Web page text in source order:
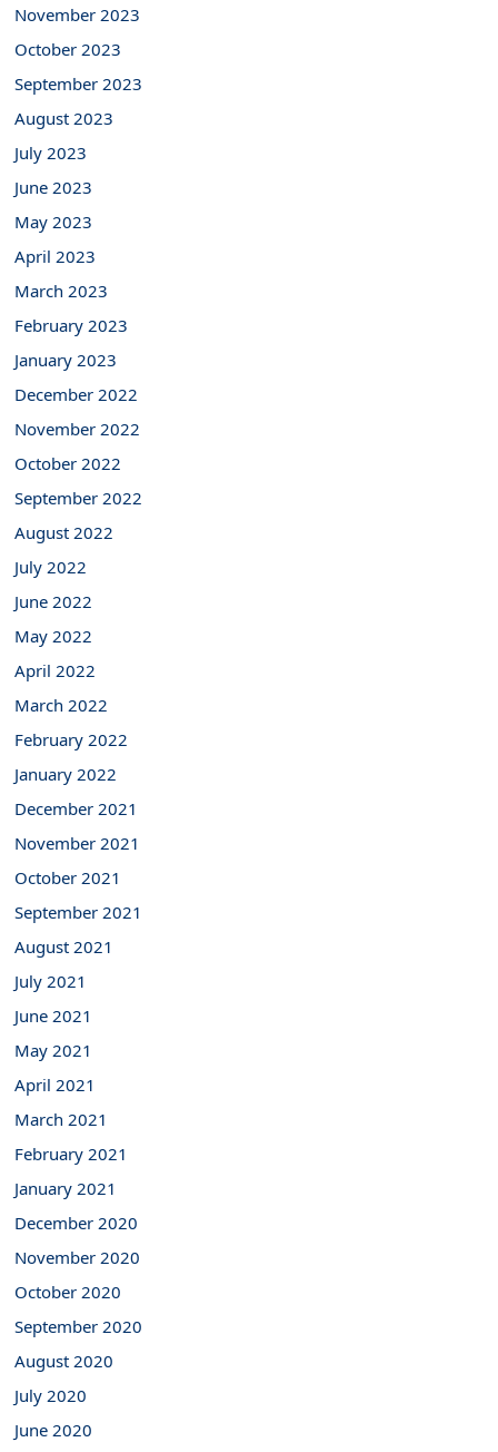
November 2023
October 2023
September 2023
August 2023
July 2023
June 2023
May 2023
April 2023
March 2023
February 2023
January 2023
December 2022
November 2022
October 2022
September 2022
August 2022
July 2022
June 2022
May 2022
April 2022
March 2022
February 2022
January 2022
December 2021
November 2021
October 2021
September 2021
August 2021
July 2021
June 2021
May 2021
April 2021
March 2021
February 2021
January 2021
December 2020
November 2020
October 2020
September 2020
August 2020
July 2020
June 2020